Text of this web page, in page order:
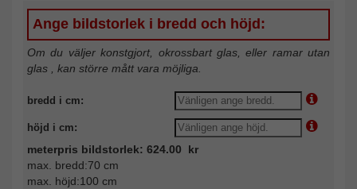
Ange bildstorlek i bredd och höjd:
Om du väljer konstgjort, okrossbart glas, eller ramar utan
glas , kan större mått vara möjliga.
bredd i cm:
höjd i cm:
meterpris bildstorlek: 624.00 kr
max. bredd:70 cm
max. höjd:100 cm